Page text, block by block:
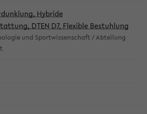
Hybride
DTEN D7, Flexible Bestuhlung
und Sportwissenschaft / Abteilung